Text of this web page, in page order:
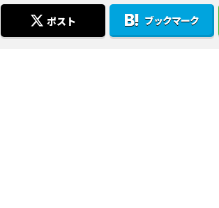
ポスト ブックマーク